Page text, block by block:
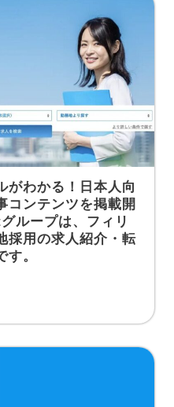
がわかる！日本人向
コンテンツを掲載開
ループは、フィリ
採用の求人紹介・転
。